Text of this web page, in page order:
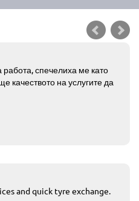
спечелиха ме като
качеството на услугите да
and quick tyre exchange.